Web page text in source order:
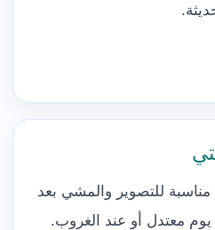
للتصوير والمشي بعد
معتدل أو عند الغروب.